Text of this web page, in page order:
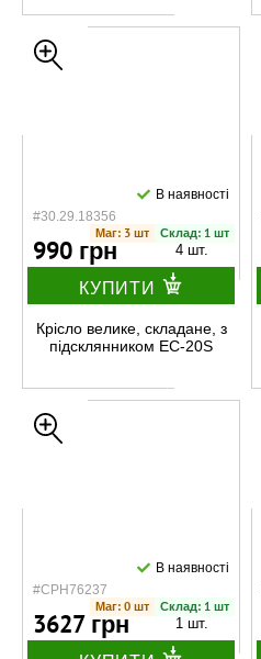
#30.29.18356
В наявності
Маг: 3 шт Склад: 1 шт
990 грн 4 шт.
КУПИТИ
Крісло велике, складане, з
підсклянником EC-20S
#CPH76237
В наявності
Маг: 0 шт Склад: 1 шт
3627 грн 1 шт.